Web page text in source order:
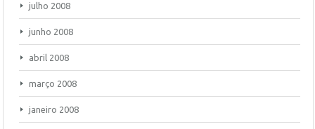
julho 2008
junho 2008
abril 2008
março 2008
janeiro 2008